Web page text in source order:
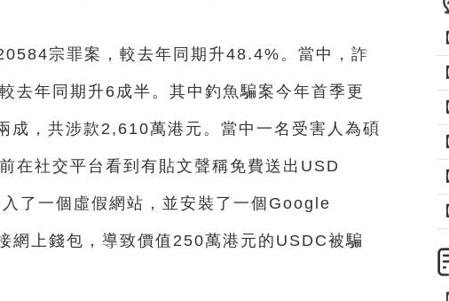
宗罪案，較去年同期升48.4%。當中，詐
去年同期升6成半。其中釣魚騙案今年首季更
成，共涉款2,610萬港元。當中一名 受害人為碩
在社交平台看到有貼文聲稱免費送出USD
了一個虛假網站，並安裝了一個Google
網上錢包，導致價值250萬港元的USDC被騙